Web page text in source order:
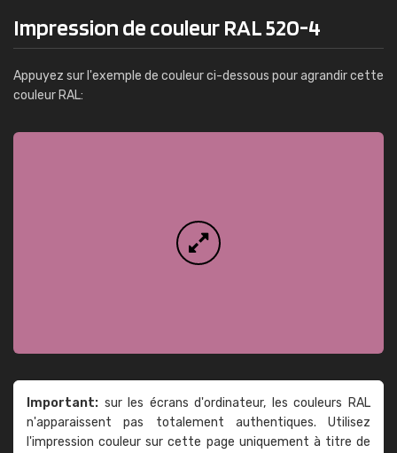
Impression de couleur RAL 520-4
Appuyez sur l'exemple de couleur ci-dessous pour agrandir cette
couleur RAL:
Important: sur les écrans d'ordinateur, les couleurs RAL
n'apparaissent pas totalement authentiques. Utilisez
l'impression couleur sur cette page uniquement à titre de